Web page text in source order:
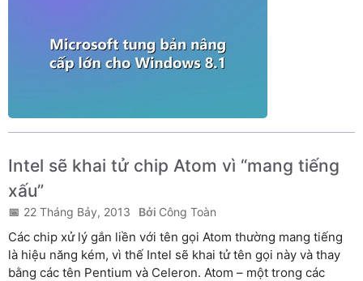
Intel sẽ khai tử chip Atom vì “mang tiếng
xấu”
22 Tháng Bảy, 2013 Công Toàn
Các chip xử lý gắn liền với tên gọi Atom thường mang tiếng
là hiệu năng kém, vì thế Intel sẽ khai tử tên gọi này và thay
bằng các tên Pentium và Celeron. Atom – một trong các